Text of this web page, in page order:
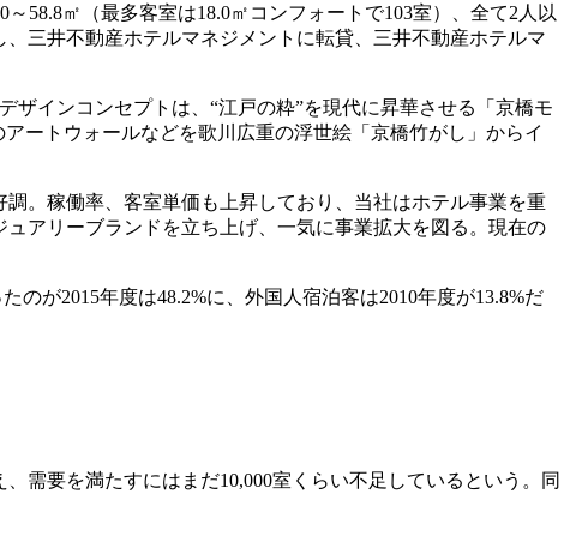
58.8㎡（最多客室は18.0㎡コンフォートで103室）、全て2人以
三井不動産ホテルマネジメントに転貸、三井不動産ホテルマ
インコンセプトは、“江戸の粋”を現代に昇華させる「京橋モ
ートウォールなどを歌川広重の浮世絵「京橋竹がし」からイ
。稼働率、客室単価も上昇しており、当社はホテル事業を重
アリーブランドを立ち上げ、一気に事業拡大を図る。現在の
が2015年度は48.2%に、外国人宿泊客は2010年度が13.8%だ
需要を満たすにはまだ10,000室くらい不足しているという。同